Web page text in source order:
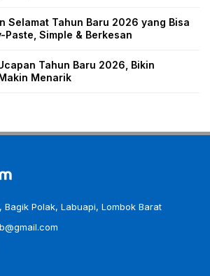
Selamat Tahun Baru 2026 yang Bisa
Paste, Simple & Berkesan
Tahun Baru 2026, Bikin
Menarik
Bagik Polak, Labuapi, Lombok Barat